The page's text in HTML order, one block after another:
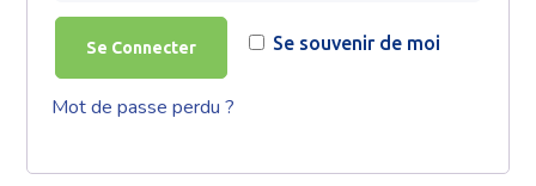
Se souvenir de moi
Se Connecter
Mot de passe perdu ?